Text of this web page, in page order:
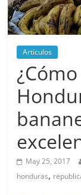
Artículos
May 25, 2017
honduras,